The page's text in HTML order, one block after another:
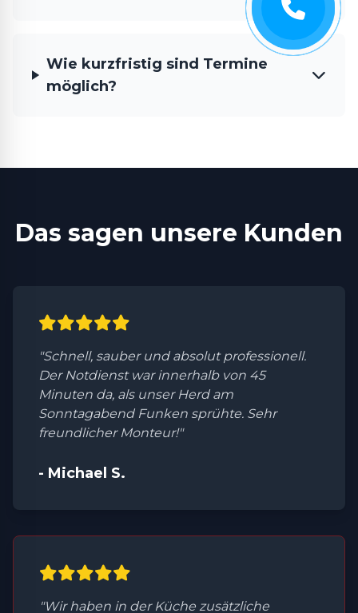
Wie kurzfristig sind Termine
möglich?
Das sagen unsere Kunden
"Schnell, sauber und absolut professionell.
Der Notdienst war innerhalb von 45
Minuten da, als unser Herd am
Sonntagabend Funken sprühte. Sehr
freundlicher Monteur!"
- Michael S.
"Wir haben in der Küche zusätzliche